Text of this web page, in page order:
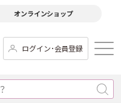
オンラインショップ
ログイン･会員登録